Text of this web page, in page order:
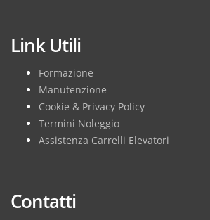
Link Utili
Formazione
Manutenzione
Cookie & Privacy Policy
Termini Noleggio
Assistenza Carrelli Elevatori
Contatti